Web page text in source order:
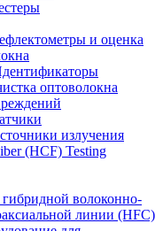
и оценка
оптоволокна
излучения
(HCF) Testing
гибридной волоконно-
линии (HFC)